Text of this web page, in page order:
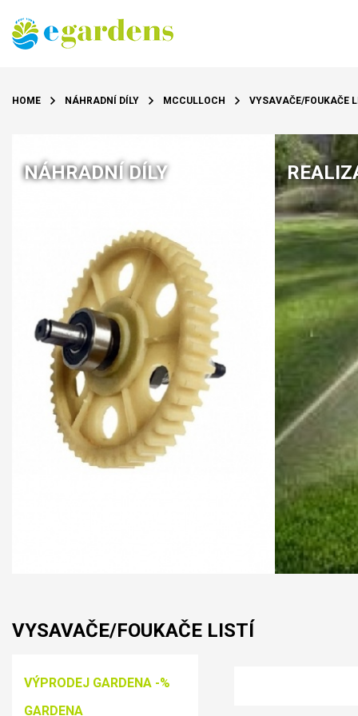
HOME NÁHRADNÍ DÍLY MCCULLOCH VYSAVAČE/FOUKAČE
NÁHRADNÍ DÍLY
VYSAVAČE/FOUKAČE LISTÍ
VÝPRODEJ GARDENA -%
GARDENA